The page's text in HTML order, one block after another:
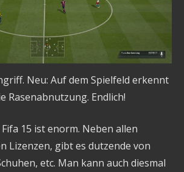
Neu: Auf dem Spielfeld erkennt
Rasenabnutzung. Endlich!
15 ist enorm. Neben allen
Lizenzen, gibt es dutzende von
etc. Man kann auch diesmal